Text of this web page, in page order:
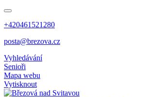
+420461521280
posta@brezova.cz
Vyhledávání
Senioři
Mapa webu
Vytisknout